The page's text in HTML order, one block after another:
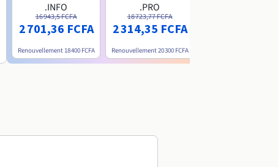
.INFO
16 943,5 FCFA
2 701,36 FCFA
Renouvellement 18 400 FCFA
.PRO
18 723,77 FCFA
2 314,35 FCFA
Renouvellement20 300 FCFA